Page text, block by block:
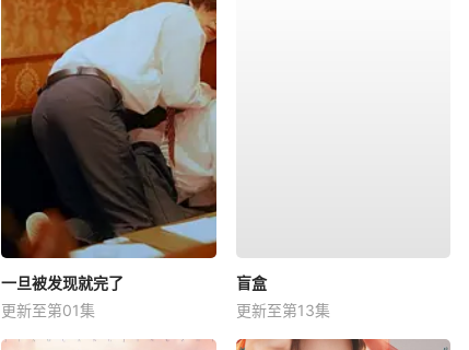
一旦被发现就完了
更新至第01集
盲盒
更新至第13集